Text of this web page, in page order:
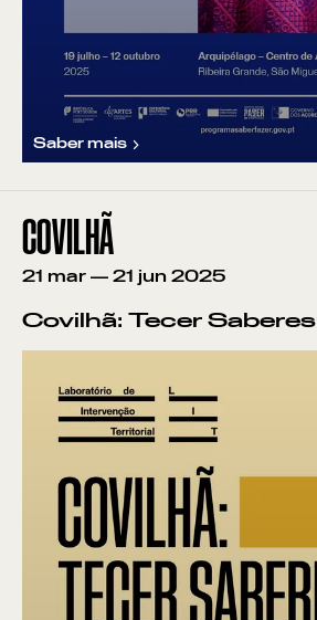
Saber mais
COVILHÃ
21 mar — 21 jun 2025
Covilhã: Tecer Saberes